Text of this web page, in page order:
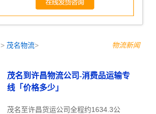
>茂名物流> 物流新闻
茂名到许昌物流公司-消费品运输专
线「价格多少」
茂名至许昌货运公司全程约1634.3公